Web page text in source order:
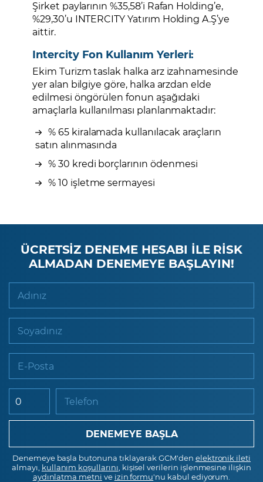
Şirket paylarının %35,58’i Rafan Holding’e,
%29,30’u INTERCITY Yatırım Holding A.Ş’ye
aittir.
Intercity Fon Kullanım Yerleri:
Ekim Turizm taslak halka arz izahnamesinde
yer alan bilgiye göre, halka arzdan elde
edilmesi öngörülen fonun aşağıdaki
amaçlarla kullanılması planlanmaktadır:
%65 kiralamada kullanılacak araçların
satın alınmasında
% 30 kredi borçlarının ödenmesi
% 10 işletme sermayesi
ÜCRETSİZ DENEME HESABI İLE RİSK
ALMADAN DENEMEYE BAŞLAYIN!
Adınız
Soyadınız
E-Posta
Telefon
Denemeye başla butonuna tıklayarak GCM'den elektronik ileti
almayı, kullanım koşullarını , kişisel verilerin işlenmesine ilişkin
aydınlatma metni ve izin formu'nu kabul ediyorum.